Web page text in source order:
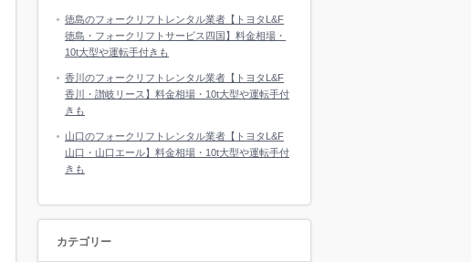
徳島のフォークリフトレンタル業者【トヨタL&F
徳島・フォークリフトサービス四国】料金相場・
10t大型や運転手付きも
香川のフォークリフトレンタル業者【トヨタL&F
香川・讃岐リース】料金相場・10t大型や運転手付
きも
山口のフォークリフトレンタル業者【トヨタL&F
山口・山口エール】料金相場・10t大型や運転手付
きも
カテゴリー